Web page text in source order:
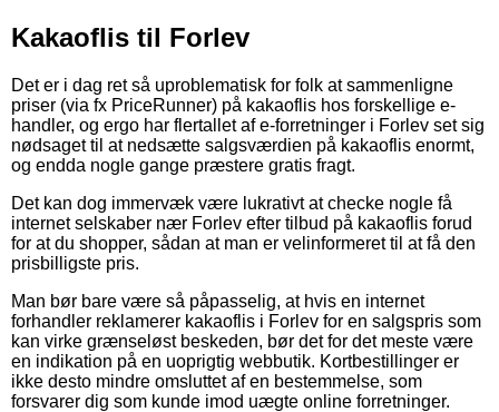
Kakaoflis til Forlev
Det er i dag ret så uproblematisk for folk at sammenligne
priser (via fx PriceRunner) på kakaoflis hos forskellige e-
handler, og ergo har flertallet af e-forretninger i Forlev set sig
nødsaget til at nedsætte salgsværdien på kakaoflis enormt,
og endda nogle gange præstere gratis fragt.
Det kan dog immervæk være lukrativt at checke nogle få
internet selskaber nær Forlev efter tilbud på kakaoflis forud
for at du shopper, sådan at man er velinformeret til at få den
prisbilligste pris.
Man bør bare være så påpasselig, at hvis en internet
forhandler reklamerer kakaoflis i Forlev for en salgspris som
kan virke grænseløst beskeden, bør det for det meste være
en indikation på en uoprigtig webbutik. Kortbestillinger er
ikke desto mindre omsluttet af en bestemmelse, som
forsvarer dig som kunde imod uægte online forretninger.